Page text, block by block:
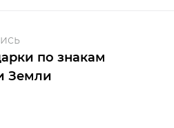
по знакам
Земли